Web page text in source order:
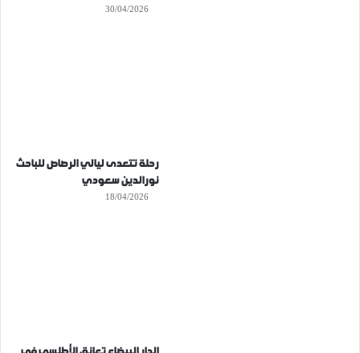
30/04/2026
رحلة تتعدى ليالي الرصاص للباحث
نورالدين سعودي
18/04/2026